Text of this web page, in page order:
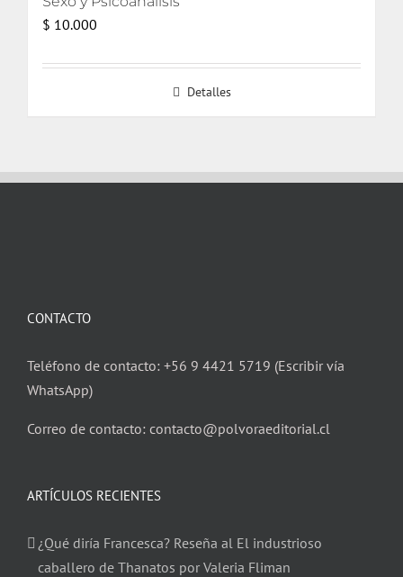
$ 10.000
Detalles
CONTACTO
Teléfono de contacto: +56 9 4421 5719 (Escribir vía
WhatsApp)
Correo de contacto: contacto@polvoraeditorial.cl
ARTÍCULOS RECIENTES
¿Qué diría Francesca? Reseña al El industrioso
caballero de Thanatos por Valeria Fliman